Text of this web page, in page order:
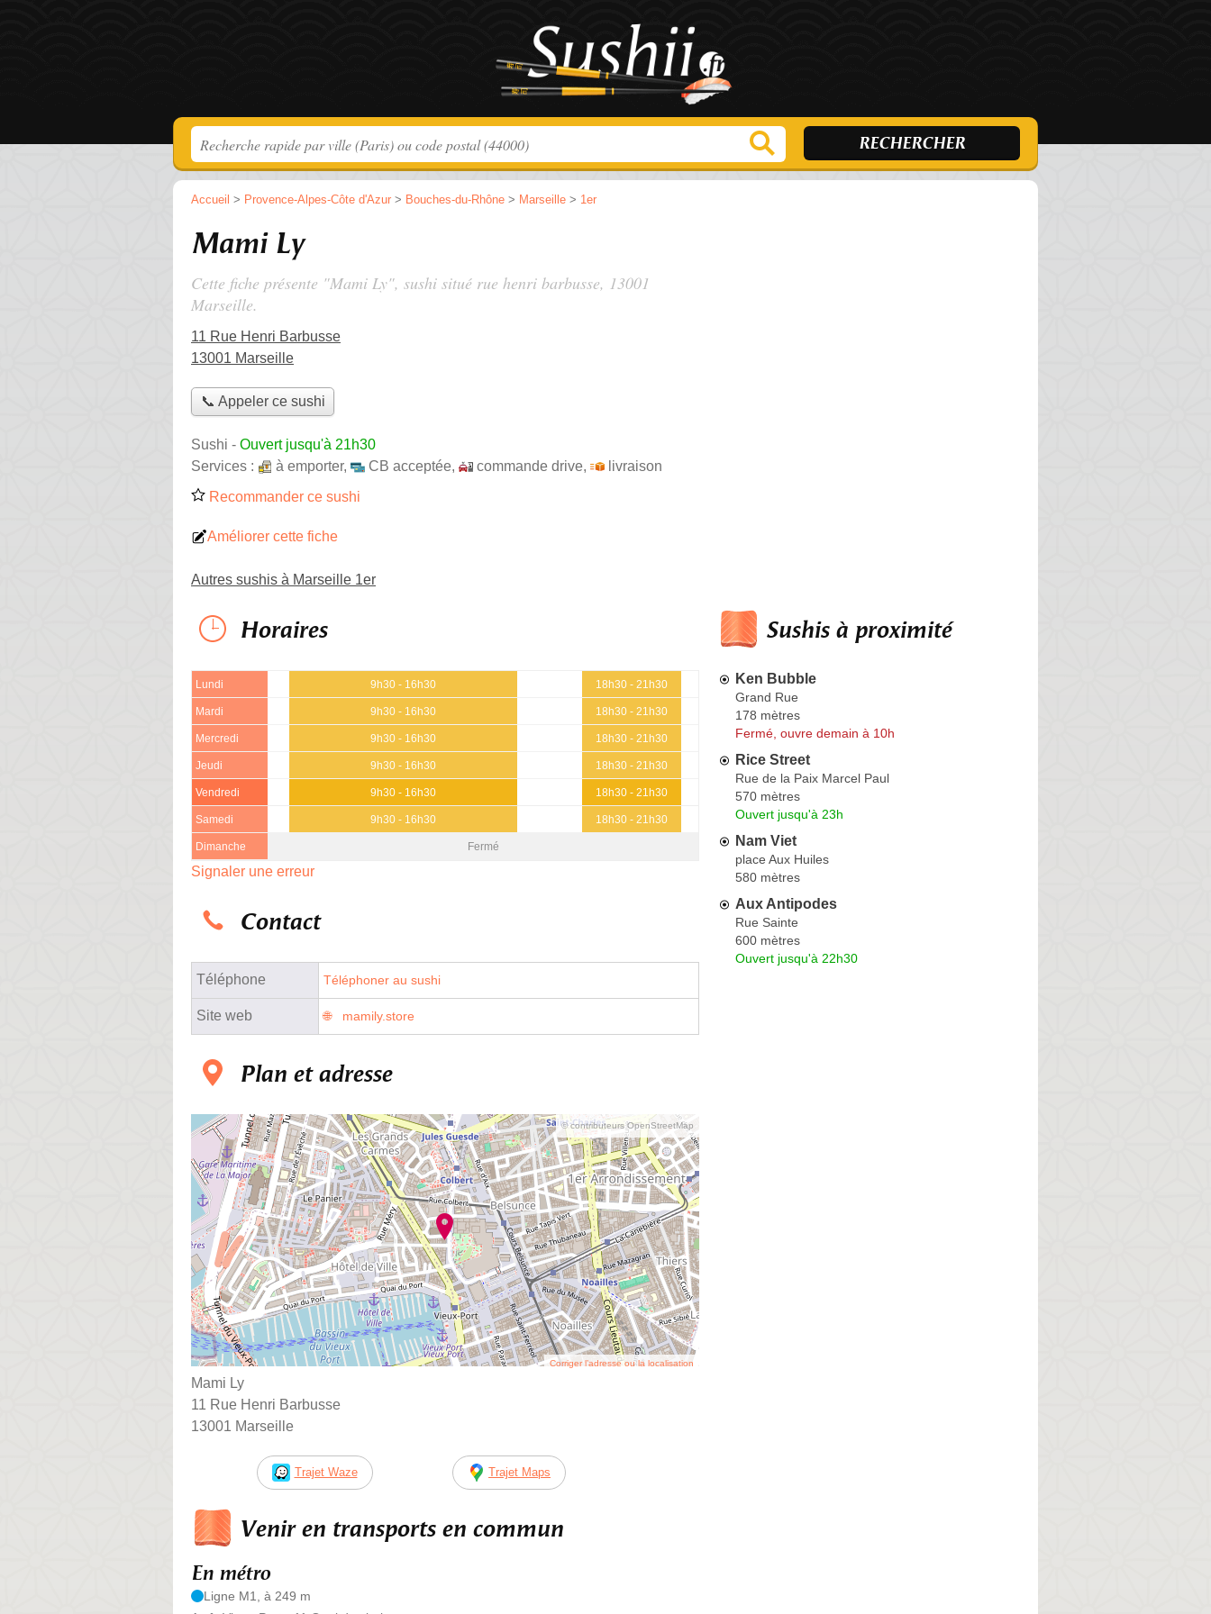
Accueil > Provence-Alpes-Côte d'Azur > Bouches-du-Rhône > Marseille > 1er
Mami Ly
Cette fiche présente "Mami Ly", sushi situé rue henri barbusse, 13001
Marseille.
11 Rue Henri Barbusse
13001 Marseille
📞 Appeler ce sushi
Sushi - Ouvert jusqu'à 21h30
Services :
à emporter, CB acceptée, commande drive,
livraison
Recommander ce sushi
Améliorer cette fiche
Autres sushis à Marseille 1er
Horaires
Lundi 9h30 - 16h30 18h30 - 21h30
Mardi 9h30 - 16h30 18h30 - 21h30
Mercredi 9h30 - 16h30 18h30 - 21h30
Jeudi 9h30 - 16h30 18h30 - 21h30
Vendredi 9h30 - 16h30 18h30 - 21h30
Samedi 9h30 - 16h30 18h30 - 21h30
Dimanche Fermé
Signaler une erreur
Contact
Téléphone Téléphoner au sushi
Site web mamily.store
Plan et adresse
© contributeurs OpenStreetMap
Corriger l’adresse ou la localisation
Mami Ly
11 Rue Henri Barbusse
13001 Marseille
Trajet Waze Trajet Maps
Venir en transports en commun
En métro
Ligne M1, à 249 m
Sushis à proximité
Ken Bubble
Grand Rue
178 mètres
Fermé, ouvre demain à 10h
Rice Street
Rue de la Paix Marcel Paul
570 mètres
Ouvert jusqu'à 23h
Nam Viet
place Aux Huiles
580 mètres
Aux Antipodes
Rue Sainte
600 mètres
Ouvert jusqu'à 22h30